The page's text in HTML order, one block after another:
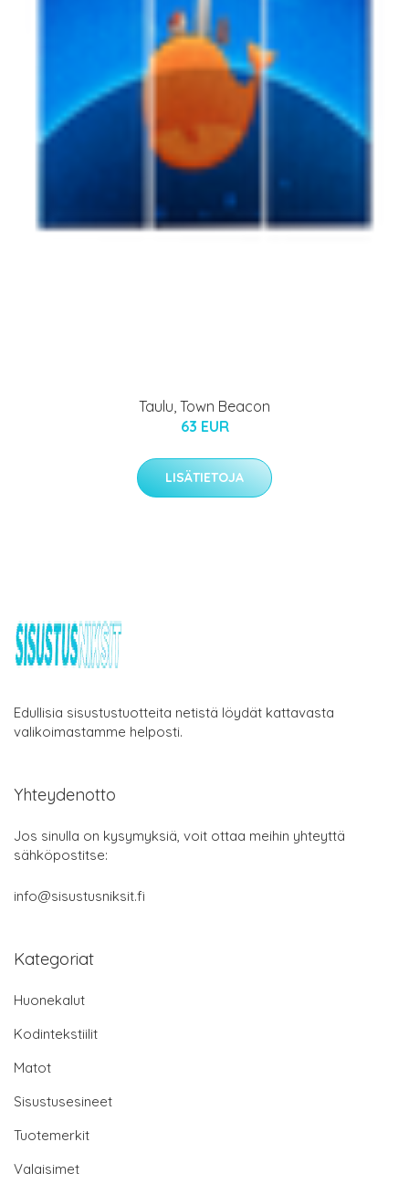
Taulu, Town Beacon
63 EUR
LISÄTIETOJA
Edullisia sisustustuotteita netistä löydät kattavasta
valikoimastamme helposti.
Yhteydenotto
Jos sinulla on kysymyksiä, voit ottaa meihin yhteyttä
sähköpostitse:
info@sisustusniksit.fi
Kategoriat
Huonekalut
Kodintekstiilit
Matot
Sisustusesineet
Tuotemerkit
Valaisimet